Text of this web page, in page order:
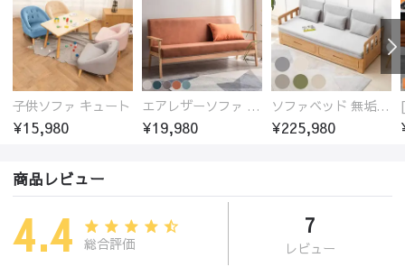
子供ソファ キュート
¥15,980
エアレザーソファ おしゃれ 無地 1人用 二人掛け 3人掛け
¥19,980
ソファベッド 無垢材フレーム
¥225,980
商品レビュー
4.4 総合評価
7
レビュー